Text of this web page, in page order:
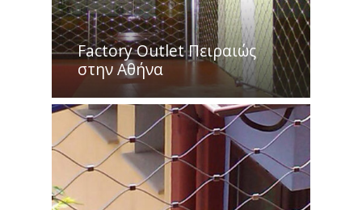
Factory Outlet Πειραιώς
στην Aθήνα